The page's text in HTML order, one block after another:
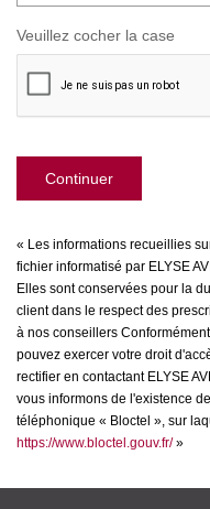
Veuillez cocher la case
Continuer
« Les informations recueillies
fichier informatisé par ELYSE
Elles sont conservées pour la
client dans le respect des
à nos conseillers
pouvez exercer votre droit
rectifier en contactant ELYSE
vous informons de l'existence
téléphonique « Bloctel », sur
https://www.bloctel.gouv.fr/»